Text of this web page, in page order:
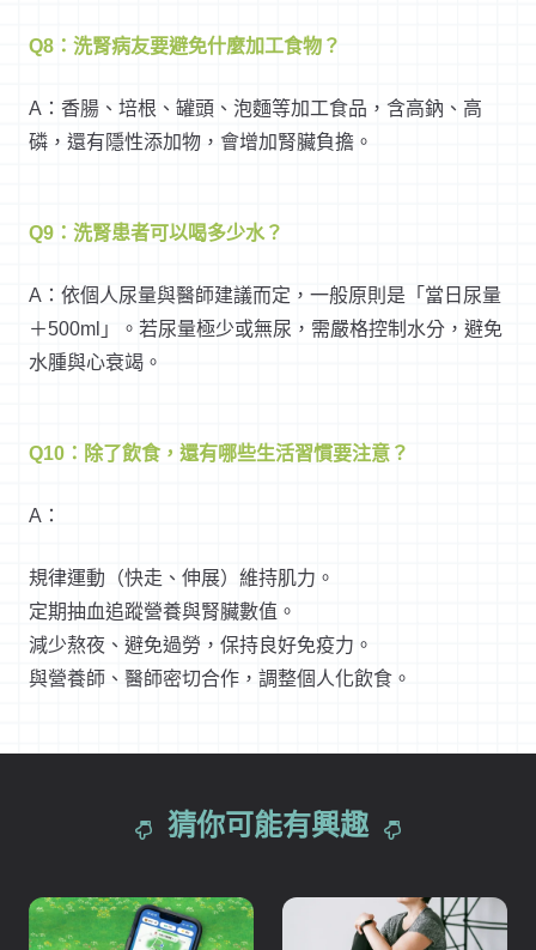
Q8：洗腎病友要避免什麼加工食物？
A：香腸、培根、罐頭、泡麵等加工食品，含高鈉、高
磷，還有隱性添加物，會增加腎臟負擔。
Q9：洗腎患者可以喝多少水？
A：依個人尿量與醫師建議而定，一般原則是「當日尿量
＋500ml」。若尿量極少或無尿，需嚴格控制水分，避免
水腫與心衰竭。
Q10：除了飲食，還有哪些生活習慣要注意？
A：
規律運動（快走、伸展）維持肌力。
定期抽血追蹤營養與腎臟數值。
減少熬夜、避免過勞，保持良好免疫力。
與營養師、醫師密切合作，調整個人化飲食。
猜你可能有興趣